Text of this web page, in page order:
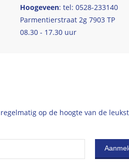
Hoogeveen: tel: 0528-233140
Parmentierstraat 2g 7903 TP
08.30 - 17.30 uur
op de hoogte van de